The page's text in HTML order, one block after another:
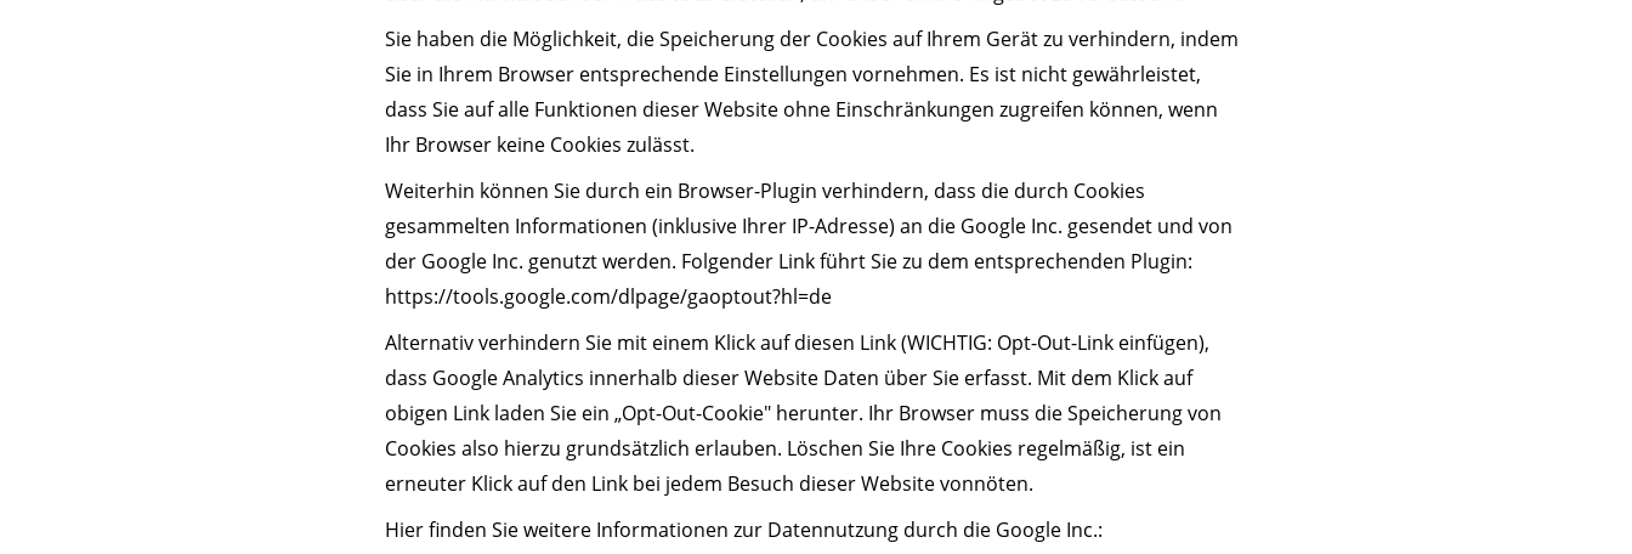
Sie haben die Möglichkeit, die Speicherung der Cookies auf Ihrem Gerät zu verhindern, indem
Sie in Ihrem Browser entsprechende Einstellungen vornehmen. Es ist nicht gewährleistet,
dass Sie auf alle Funktionen dieser Website ohne Einschränkungen zugreifen können, wenn
Ihr Browser keine Cookies zulässt.
Weiterhin können Sie durch ein Browser-Plugin verhindern, dass die durch Cookies
gesammelten Informationen (inklusive Ihrer IP-Adresse) an die Google Inc. gesendet und von
der Google Inc. genutzt werden. Folgender Link führt Sie zu dem entsprechenden Plugin:
https://tools.google.com/dlpage/gaoptout?hl=de
Alternativ verhindern Sie mit einem Klick auf diesen Link (WICHTIG: Opt-Out-Link einfügen),
dass Google Analytics innerhalb dieser Website Daten über Sie erfasst. Mit dem Klick auf
obigen Link laden Sie ein „Opt-Out-Cookie" herunter. Ihr Browser muss die Speicherung von
Cookies also hierzu grundsätzlich erlauben. Löschen Sie Ihre Cookies regelmäßig, ist ein
erneuter Klick auf den Link bei jedem Besuch dieser Website vonnöten.
Hier finden Sie weitere Informationen zur Datennutzung durch die Google Inc.: